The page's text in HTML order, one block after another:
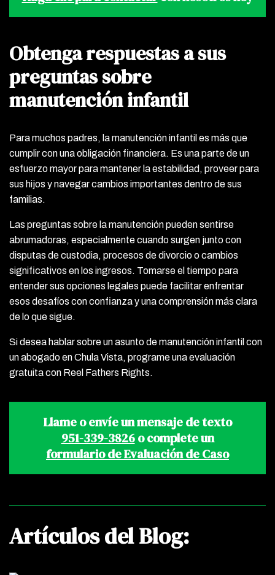
Obtenga respuestas a sus
preguntas sobre
manutención infantil
Para muchos padres, la manutención infantil es más que
cumplir con una obligación financiera. Es una parte de un
esfuerzo mayor para mantener la estabilidad, proveer para
sus hijos y navegar cambios importantes dentro de sus
familias.
Las preguntas sobre la manutención pueden sentirse
abrumadoras, especialmente cuando surgen junto con
disputas de custodia, procesos de divorcio o cambios
significativos en los ingresos. Tomarse el tiempo para
entender sus opciones legales puede facilitar enfrentar
esos desafíos con confianza y una comprensión más clara
de lo que sigue.
Si desea hablar sobre un asunto de manutención infantil con
un abogado en Chula Vista, programe una evaluación
gratuita con Reel Fathers Rights.
Llame o envíe un mensaje de texto
951-339-3826o complete un
formulario de Evaluación de Caso
Artículos del Blog: